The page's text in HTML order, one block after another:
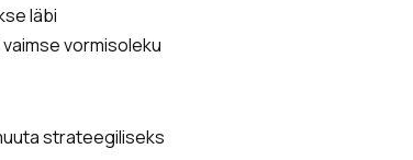
läbi
vormisoleku
strateegiliseks